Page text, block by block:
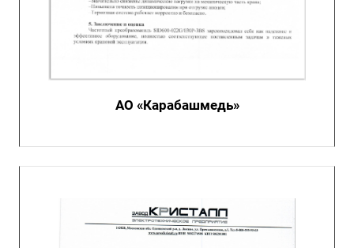
АО «Карабашмедь»